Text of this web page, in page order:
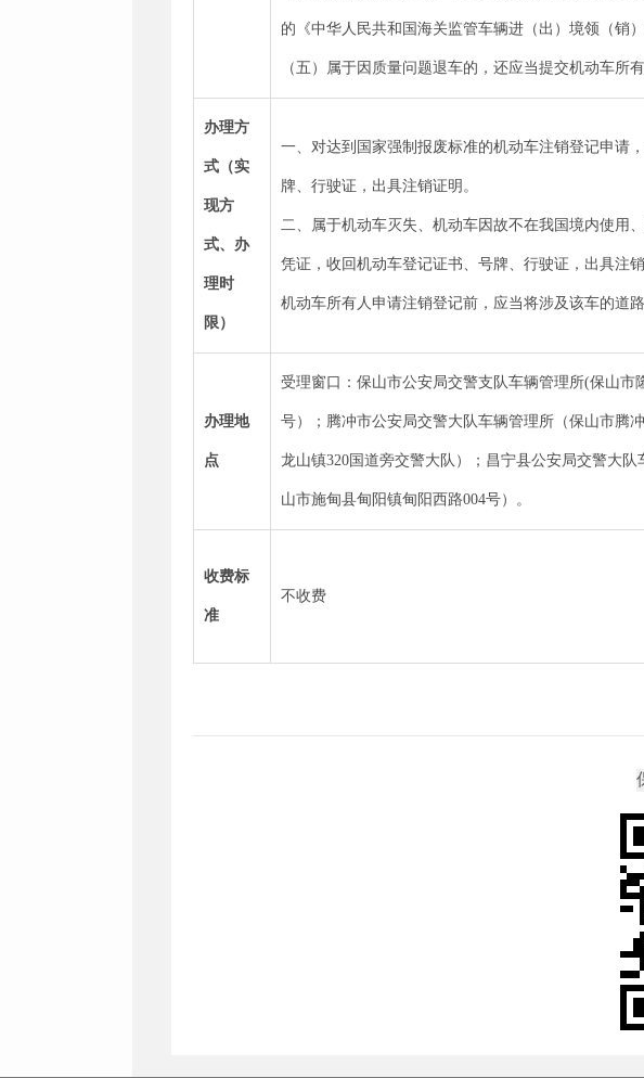
的《中华人民共和国海关监管车辆进（出）境领（销
（五）属于因质量问题退车的，还应当提交机动车所
办理方
式（实
现方
式、办
理时
限）
一、对达到国家强制报废标准的机动车注销登记申请
牌、行驶证，出具注销证明。
二、属于机动车灭失、机动车因故不在我国境内使用
凭证，收回机动车登记证书、号牌、行驶证，出具注销
机动车所有人申请注销登记前，应当将涉及该车的道
办理地
点
受理窗口：保山市公安局交警支队车辆管理所(保山
号）；腾冲市公安局交警大队车辆管理所（保山市腾
龙山镇320国道旁交警大队）；昌宁县公安局交警大
山市施甸县甸阳镇甸阳西路004号）。
收费标
准
不收费